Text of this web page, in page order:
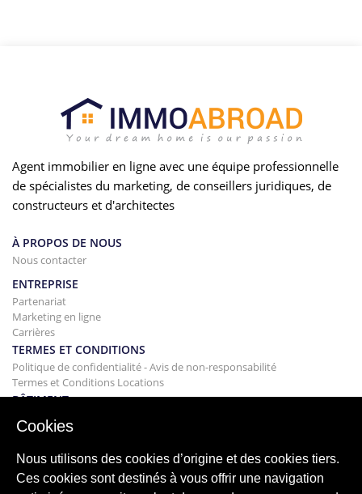
Agent immobilier en ligne avec une équipe professionnelle
de spécialistes du marketing, de conseillers juridiques, de
constructeurs et d'architectes
À PROPOS DE NOUS
Nous contacter
ENTREPRISE
Partenariat
Marketing en ligne
Carrières
TERMES ET CONDITIONS
Politique de confidentialité - Avis de non-responsabilité
Termes et Conditions Locations
BÂTIMENT
Projets
Acheter votre maison
Vendre
Hypothèque
Cookies
Nous utilisons des cookies d’origine et des cookies tiers.
Ces cookies sont destinés à vous offrir une navigation